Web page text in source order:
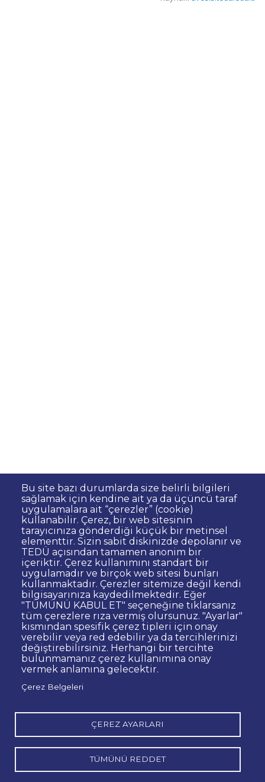
Bu site bazı durumlarda size belirli bilgileri
sağlamak için kendine ait ya da üçüncü taraf
uygulamalara ait “çerezler” (cookie)
kullanabilir. Çerez, bir web sitesinin
tarayıcınıza gönderdiği küçük bir metinsel
elementtir. Sizin sabit diskinizde depolanır ve
TEDÜ açısından tamamen anonim bir
içeriktir. Çerez kullanımını standart bir
uygulamadır ve birçok web sitesi bunları
kullanmaktadır. Çerezler sitemize değil kendi
bilgisayarınıza kaydedilmektedir. Eğer
"TÜMÜNÜ KABUL ET" seçeneğine tıklarsanız
tüm çerezlere rıza vermiş olursunuz. "Ayarlar"
kısmından spesifik çerez tipleri için onay
verebilir veya red edebilir ya da tercihlerinizi
değiştirebilirsiniz. Herhangi bir tercihte
bulunmamanız çerez kullanımına onay
vermek anlamına gelecektir.
Çerez Belgeleri
ÇEREZ AYARLARI
TÜMÜNÜ REDDET
Dipnot
Sıkça Sorulan Sorular
Kişisel Verilerin Korunması
Gizlilik Politikası
Sorumluluk Reddi
Bilgi Edinme
Site Yöneticisi İletişim
İhale ve Satınalma İlanları
Açık Rıza
Kurumsal Kimlik
Web Erişilebilirlik Beyanı
© TED Üniversitesi. Ziya Gökalp Caddesi No:48 06420, Kolej
Çankaya ANKARA
ÜniversitesiÜniversitesiÜniversitesi
TED
geç